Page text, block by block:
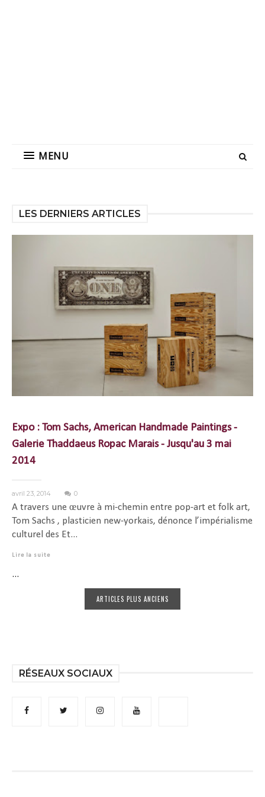
MENU
LES DERNIERS ARTICLES
Expo : Tom Sachs, American Handmade Paintings -
Galerie Thaddaeus Ropac Marais - Jusqu'au 3 mai
2014
avril 23, 2014 0
A travers une œuvre à mi-chemin entre pop-art et folk art,
Tom Sachs , plasticien new-yorkais, dénonce l’impérialisme
culturel des Et...
Lire la suite
...
ARTICLES PLUS ANCIENS
RÉSEAUX SOCIAUX